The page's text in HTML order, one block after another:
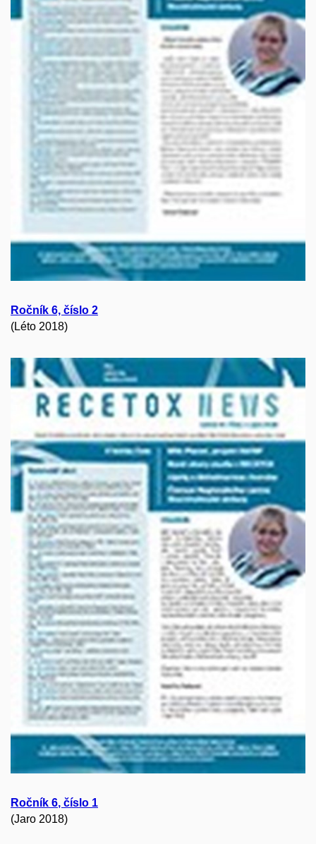
Ročník 6, číslo 2
(Léto 2018)
Ročník 6, číslo 1
(Jaro 2018)